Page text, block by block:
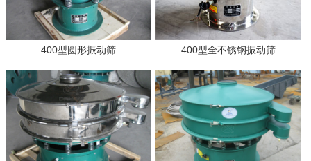
400型圆形振动筛 400型全不锈钢振动筛